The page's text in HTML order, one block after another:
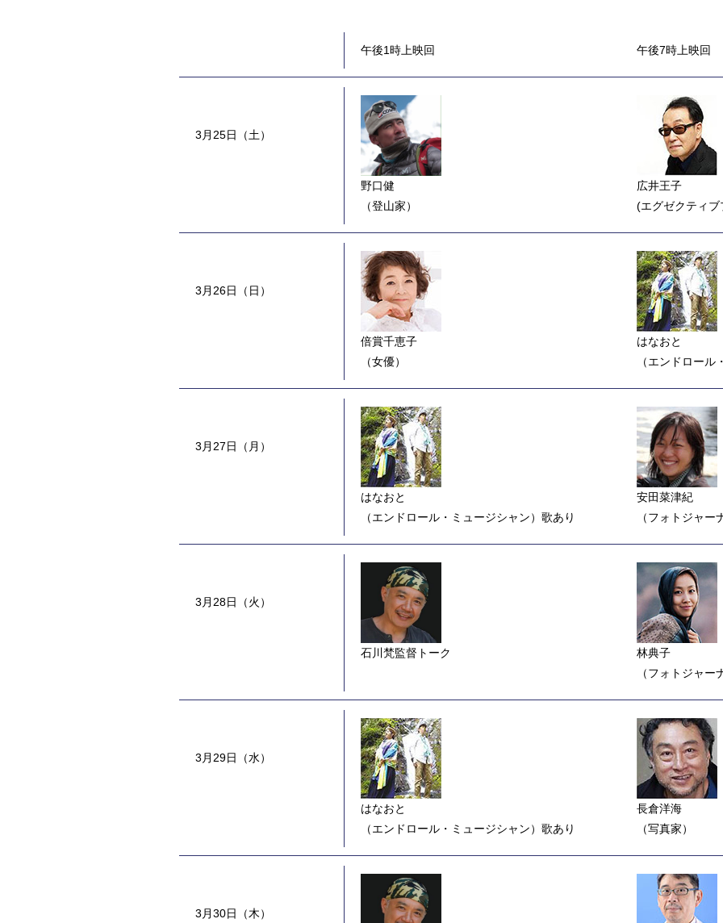
午後1時上映回 午後7時上映回
3月25日（土）
野口健
（登山家）
広井王子
(エグゼクティブ
3月26日（日）
倍賞千恵子
（女優）
はなおと
（エンドロール
3月27日（月）
はなおと
（エンドロール・ミュージシャン）歌あり
安田菜津紀
（フォトジャー
3月28日（火）
石川梵監督トーク
林典子
（フォトジャー
3月29日（水）
はなおと
（エンドロール・ミュージシャン）歌あり
長倉洋海
（写真家）
3月30日（木）